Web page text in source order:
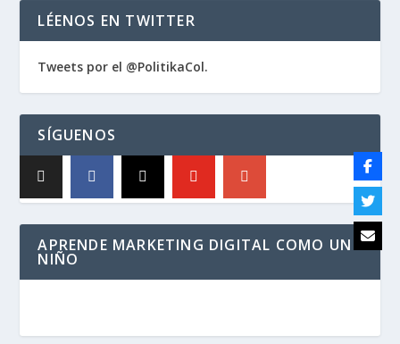
LÉENOS EN TWITTER
Tweets por el @PolitikaCol.
SÍGUENOS
APRENDE MARKETING DIGITAL COMO UN
NIÑO